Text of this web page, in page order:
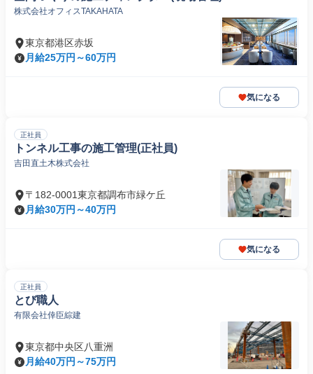
株式会社オフィスTAKAHATA
東京都港区赤坂
月給25万円～60万円
気になる
正社員
トンネル工事の施工管理(正社員)
吉田直土木株式会社
〒182-0001東京都調布市緑ケ丘
月給30万円～40万円
気になる
正社員
とび職人
有限会社倖臣綜建
東京都中央区八重洲
月給40万円～75万円